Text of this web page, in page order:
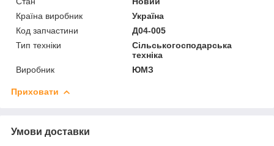
Країна виробник
Україна
Код запчастини
Д04-005
Тип техніки
Сільськогосподарська
техніка
Виробник
ЮМЗ
Приховати
Умови доставки